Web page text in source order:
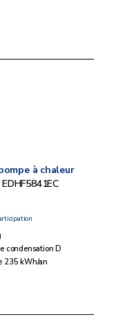
à chaleur
condensation D
235 kWh/an